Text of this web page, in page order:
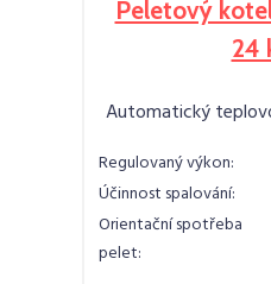
Peletový
24
Automatický
Regulovaný výkon:
Účinnost spalování:
Orientační spotřeba
pelet: